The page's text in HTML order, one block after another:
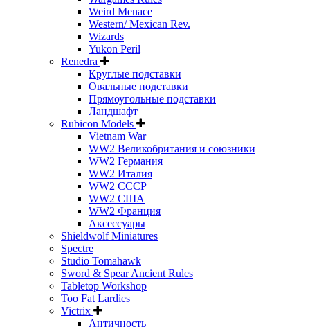
Weird Menace
Western/ Mexican Rev.
Wizards
Yukon Peril
Renedra
Круглые подставки
Овальные подставки
Прямоугольные подставки
Ландшафт
Rubicon Models
Vietnam War
WW2 Великобритания и союзники
WW2 Германия
WW2 Италия
WW2 СССР
WW2 США
WW2 Франция
Аксессуары
Shieldwolf Miniatures
Spectre
Studio Tomahawk
Sword & Spear Ancient Rules
Tabletop Workshop
Too Fat Lardies
Victrix
Античность